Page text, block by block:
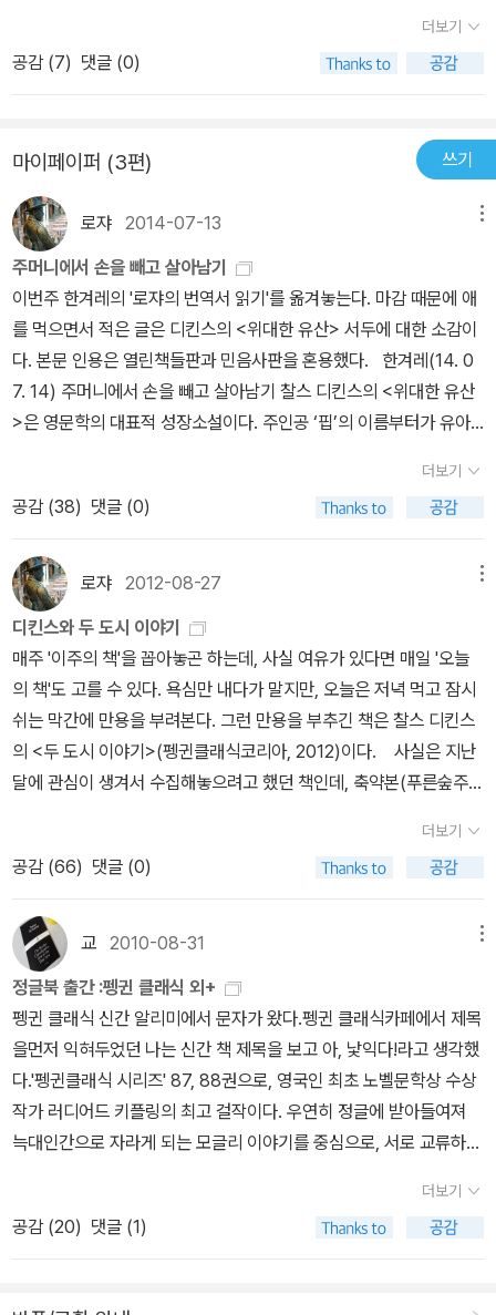
야 한다는 강박관념은 고전의 묘미를 살짝 저해했다. 내가 너무나 좋
아하는 책 읽기도 이리 힘들진데, 자발성이 아닌 의무감으로 해야하
는 일들은 얼마나 비효율적일까, 언제쯤 사랑하고 좋아하는 일을 생
것이 삶의 커다란 버팀목이 됨은 말할 것도 없다. Pip에게 신분 상승
과 부의 축적에 대한 욕구가 있다. 가련한 Miss Havisham에게는 입
양 딸을 이용하여 자신을 버린 남자때문에 모든 남자를 향한 평생의
복수 욕구가 불타고 있다. 1860년대 발간된 스릴 넘치는 장편을 읽
으며 조금의 지루함도 없고, 세대간의 괴리감을 느끼지 못함은 신분
상승, 부의 축적, 사랑을 향한 인간의 보편적 감정이 그리 많이 변하지
않았기 때문일까? 세상은 반드시 노력의 결과물이 아니며 땀과 의지
의 총합이 아님을 안다. 가끔은 행운의 여신이 함께하는 이들이 있다.
유난히 영국 소설에 유산 상속 이야기가 자주 등장함이 디킨스의 영
으며 밉기도 하지만 누구에게나 보여지는 속물근성이라 이해도 되었
다. 그리고 마음 한 구석에 늘 양심의 가책은 있었던 Pip이라서 결국
그의 후원자이지만 죄수인 Magwitch를 탈출시키려고 끝까지 치밀
한 계획을 세우고 마지막 숨을 거두는 장면까지 함께하는 인간적인 P
ip으로 성장한다. 친구 Herbert를 향한 드러나지 않은 기부와 선행,
Estella를 향한 변치 않는 사랑, 따뜻한 매형 Joe를 그리워하는 마
음, 뒤늦게 돌아가려했던 Biddy에게 준비했던 사랑 고백은 못했으나
그녀의 결혼을 무한 축복해주는 속깊음 등등이 그의 매력이다. 결국
삶도 사랑도 타이밍이다. Biddy같은 보석을 알아보지 못하고 Estell
a에게 눈 멀었던 Pip이 사랑 고백을 하려던 날이 그녀의 결혼식 날이
었다.용서의 힘이 얼마나 큰지, 용서하지 못하고 마음에서 떠나 보내
결혼식 날 버림받은 상처로 평생을 은닉하며 밖으로 나오지 않은 채
리에 얼음을 심었다고 할만큼 냉정한 숙녀로 키운다. 영국 신사라는
말이 고유명사처럼 인식될 만큼 gentleman이란 단어 속에는 지금까
지도 부와 품격이 느껴지는 듯하니 19세기에는 얼마나 더 큰 위력이
있었을까? Pip을 신사로 키우려던 죄수 Magwitch의 마음도 이해가
된다. 평생을 감옥에서 지낸 그는 Pip에게 막대한 유산을 물려주며
신사로 성장한 Pip을 보며 흐뭇해한다. 현재도 우리는 다양한 방법으
로 대리만족을 하거나 그런 방법이나 행동에서 삶의 의미를 찾고 있
지 않은가? 나만큼 어리숙한 Pip에게 변호사 Jaggar가 하는 충고가
있다. Take nothing on its looks. Take everything on eviden
ce. There’s no better rule. (P.336) 후원자를 잘못 알고 있던 Pi
더보기
공감 (7) 댓글 (0)
마이페이퍼 (3편) 쓰기
로쟈 2014-07-13
주머니에서 손을 빼고 살아남기
이번주 한겨레의 '로쟈의 번역서 읽기'를 옮겨놓는다. 마감 때문에 애
를 먹으면서 적은 글은 디킨스의 <위대한 유산> 서두에 대한 소감이
다. 본문 인용은 열린책들판과 민음사판을 혼용했다. 한겨레(14. 0
7. 14) 주머니에서 손을 빼고 살아남기 찰스 디킨스의 <위대한 유산
>은 영문학의 대표적 성장소설이다. 주인공 ‘핍’의 이름부터가 유아
어야 하지만, 유아기에 혀 짧은 소리로 둘 다 ‘핍’이라고밖에는 발음하
지 못해서 그냥 핍이라고 불린다. 성장소설의 주인공이 대개 그렇듯
이 핍의 성장환경도 불우하다. 부모를 일찍 여의고 스무 살 이상 나이
가 많은 누나와 대장장이 매형 집에서 자라는데, 자상한 매형과는 달
리 누나는 손찌검을 일삼는다. 소설은 일곱 살짜리 핍이 교회 묘지의
가족무덤 앞에 서 있는 장면에서 시작한다. 부모의 얼굴도 본 적이 없
는 핍은 묘지에 새겨진 글자 모양에 따라 그들의 모습을 상상한다. 아
버지는 단단한 체구에 피부가 거무스름한 곱슬머리이고, 어머니는 얼
굴에 주근깨가 있고 병약했을 거라는 식이다. 묘지에는 다섯 개의 묘
비가 더 세워져 있는데, 일찍 세상을 떠난 핍의 다섯 형제다. ‘다섯 어
린 형제들’(five little brothers)이 번역본에는 ‘어린 다섯 동생
들’(열린책들)과 ‘다섯 남동생들’(민음사) ‘동생 다섯’(동서문화사) 등
으로 옮겨졌다. 영어의 ‘브러더’는 형과 동생을 모두 가리키지만 우
실제 가족관계를 고려해본다면 그의 다섯 형제는 ‘동생들’이 아니라
‘형들’이라고 해야 맞을 듯하다. 그 다섯의 이름이 알렉산더, 바돌로
매, 아브라함, 토비아스, 그리고 로저라고 명기된 걸로 보아 이들은 출
생 후 얼마간 생존했음에 틀림없다. 만약 이들이 핍의 동생들이라면
그의 부모는 장녀를 낳고서 이십 년도 더 지나 장남 핍을 낳고, 다시
연이어 다섯 아들을 낳고서 세상을 떠난 게 된다. 현실성이 별로 없는
일이다. 핍의 가계를 현실성 있게 재구성해보자면, 누나와 나이 차이
가 스무 살 이상 나므로 핍은 늦둥이 아들일 것이다. 그에겐 다섯 명의
대한 기억을 전혀 안 갖고 있는 걸로 보아 핍의 부모도 핍이 태어나고
얼마 안 있어 세상을 떠났다. 고아가 된 핍을 누나 부부가 부모를 대신
해서 마지못해 키워왔다. 이것이 대략 핍의 일곱 살 인생이다. 흥미로
더보기
공감 (38) 댓글 (0)
로쟈 2012-08-27
디킨스와 두 도시 이야기
매주 '이주의 책'을 꼽아놓곤 하는데, 사실 여유가 있다면 매일 '오늘
의 책'도 고를 수 있다. 욕심만 내다가 말지만, 오늘은 저녁 먹고 잠시
쉬는 막간에 만용을 부려본다. 그런 만용을 부추긴 책은 찰스 디킨스
의 <두 도시 이야기>(펭귄클래식코리아, 2012)이다. 사실은 지난
달에 관심이 생겨서 수집해놓으려고 했던 책인데, 축약본(푸른숲주니
고로라도 구하려다가 펭귄본 원서만 구한 기억이 있다. 때마침 구하
던 책이 나오니 반갑지 않을 수 없다. <두 도시 이야기>는 어떤 책인
가? 19세기 영국을 대표하는 작가 찰스 디킨스의 장편소설. <위대한
유산>과 함께 디킨스 후기 대표작으로 손꼽히는 이 책은, 디킨스의
작가적 연륜이 원숙한 경지에 이르렀던 무렵에 쓰인 작품이다. 프랑
스 혁명이라는 역사적 사건을 배경으로 가난한 사람들의 삶과 귀족의
폭압 정치, 복수의 광기 등을 생생하게 묘사한 역사소설이자, 한 남자
가 가슴속 깊이 간직한 사랑, 아름답지만 비극적인 희생과 염원을 담
은 숭고한 사랑 이야기이다. 1859년 단행본으로 선보인 이래 2억 부
이상 판매되어 오늘날 영어권에서 가장 많이 팔린 책 중 하나이다. 명
성에 비해 국내에서는 그간 축약본이나 일부 누락된 번역본으로만 소
개되어 아쉬움을 남겼던 이 작품의 국내 첫 완역 출간은, 기다려왔던
독자들에게 반가운 소식이 될 것이다.개인적으론 중학교 때 청소년용
참이다. <위대한 유산>도 그런 식으로 계산하면 축약본으로 읽었던
더보기
공감 (66) 댓글 (0)
교 2010-08-31
정글북 출간 :펭귄 클래식 외+
펭귄 클래식 신간 알리미에서 문자가 왔다.펭귄 클래식카페에서 제목
을먼저 익혀두었던 나는 신간 책 제목을 보고 아, 낯익다!라고 생각했
다.'펭귄클래식 시리즈' 87, 88권으로, 영국인 최초 노벨문학상 수상
작가 러디어드 키플링의 최고 걸작이다. 우연히 정글에 받아들여져
늑대인간으로 자라게 되는 모글리 이야기를 중심으로, 서로 교류하는
문가 대니얼 칼린의 서문과 주해를 함께 수록하였다.문학동네에서도
같이 나왔다.정치적 성향이 부족한 나는, 아무래도 그쪽 관련 책은 어
렵게 느껴진다.그렇지만 이놈의 독서 편식 현상을 없애려면 그쪽 책
더보기
공감 (20) 댓글 (1)